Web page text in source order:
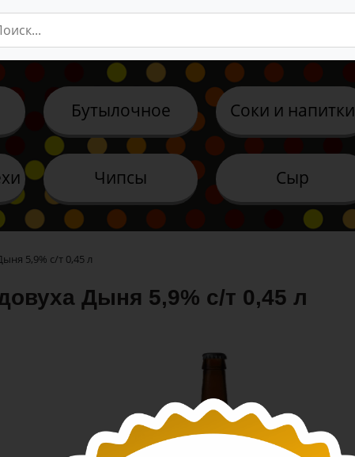
Бутылочное Соки и напитки
Чипсы Сыр
5,9% с/т 0,45 л
Дыня 5,9% с/т 0,45 л